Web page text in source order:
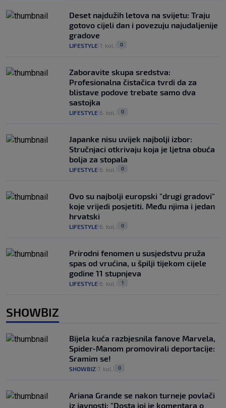
Deset najdužih letova na svijetu: Traju
gotovo cijeli dan i povezuju najudaljenije
gradove
LIFESTYLE 7. kol. 0
Zaboravite skupa sredstva:
Profesionalna čistačica tvrdi da za
blistave podove trebate samo dva
sastojka
LIFESTYLE 6. kol. 0
Japanke nisu uvijek najbolji izbor:
Stručnjaci otkrivaju koja je ljetna obuća
bolja za stopala
LIFESTYLE 6. kol. 0
Ovo su najbolji europski "drugi gradovi"
koje vrijedi posjetiti. Među njima i jedan
hrvatski
LIFESTYLE 6. kol. 0
Prirodni fenomen u susjedstvu pruža
spas od vrućina, u špilji tijekom cijele
godine 11 stupnjeva
LIFESTYLE 6. kol. 1
SHOWBIZ
Bijela kuća razbjesnila fanove Marvela,
Spider-Manom promovirali deportacije:
Sramim se!
SHOWBIZ 7. kol. 0
Ariana Grande se nakon turneje povlači
iz javnosti: "Dosta joj je komentara o